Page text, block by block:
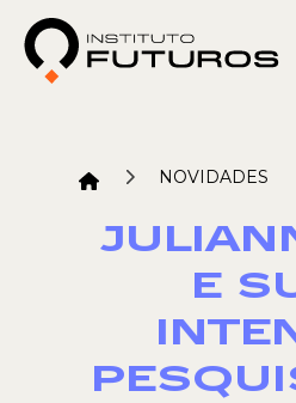
NOVIDADES
E